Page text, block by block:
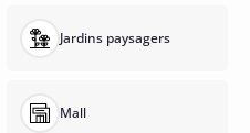
Jardins paysagers
Mall